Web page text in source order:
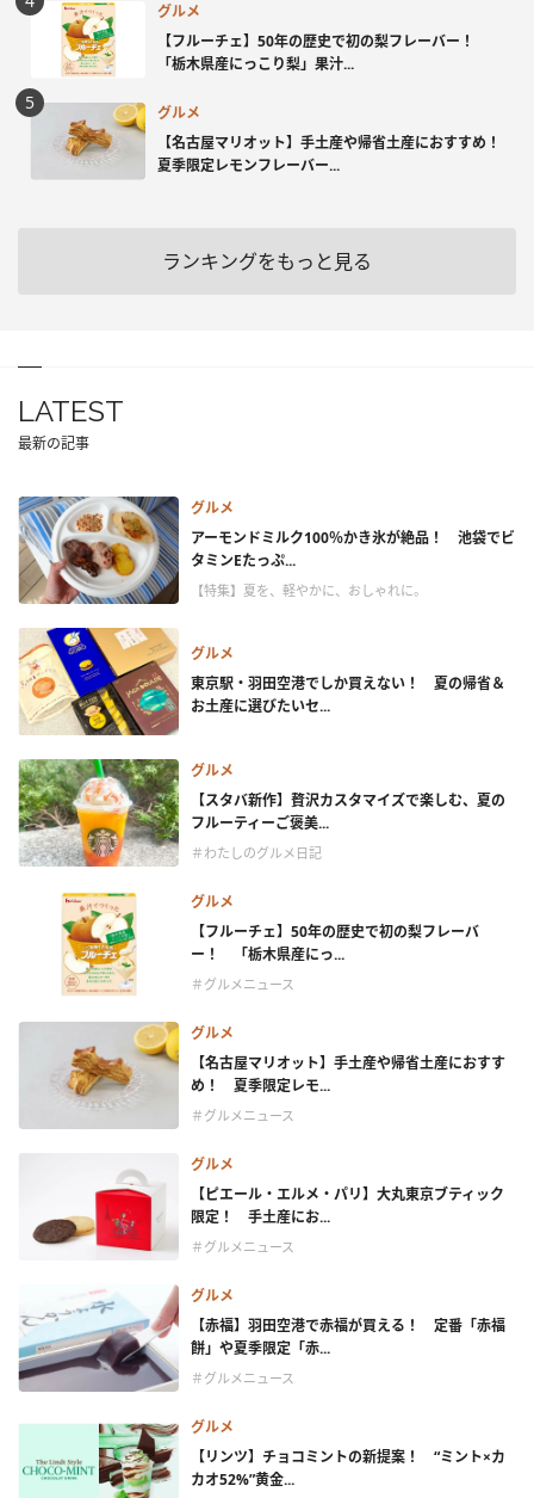
グルメ
【フルーチェ】50年の歴史で初の梨フレーバー！
「栃木県産にっこり梨」果汁...
グルメ
【名古屋マリオット】手土産や帰省土産におすすめ！
夏季限定レモンフレーバー...
ランキングをもっと見る
LATEST
最新の記事
グルメ
アーモンドミルク100％かき氷が絶品！ 池袋でビ
タミンEたっぷ...
【特集】夏を、軽やかに、おしゃれに。
グルメ
東京駅・羽田空港でしか買えない！ 夏の帰省＆
お土産に選びたいセ...
グルメ
【スタバ新作】贅沢カスタマイズで楽しむ、夏の
フルーティーご褒美...
＃わたしのグルメ日記
グルメ
【フルーチェ】50年の歴史で初の梨フレーバ
ー！ 「栃木県産にっ...
＃グルメニュース
グルメ
【名古屋マリオット】手土産や帰省土産におすす
め！ 夏季限定レモ...
＃グルメニュース
グルメ
【ピエール・エルメ・パリ】大丸東京ブティック
限定！ 手土産にお...
＃グルメニュース
グルメ
【赤福】羽田空港で赤福が買える！ 定番「赤福
餅」や夏季限定「赤...
＃グルメニュース
グルメ
【リンツ】チョコミントの新提案！ “ミント×カ
カオ52%”黄金...